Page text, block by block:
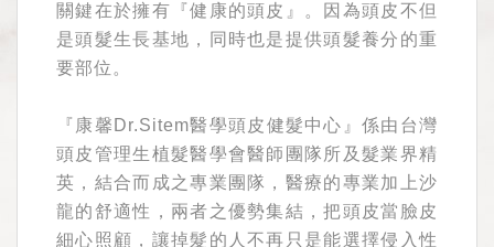
關鍵在於擁有『健康的頭皮』。因為頭皮不但
是頭髮生長基地，同時也是提供頭髮養分的重
要部位。
『康馨Dr.Sitem醫學頭皮健髮中心』係由台灣
頭皮管理生植髮醫學會醫師團隊所及髮業界精
英，結合而成之專業團隊，醫療的專業加上沙
龍的舒適性，兩者之優勢集結，把頭皮當臉皮
細心照顧，讓掉髮的人不再只是能選擇侵入性